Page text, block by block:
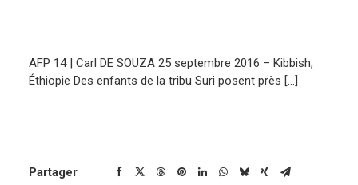
ENGLISH
AFP 14 | Carl DE SOUZA 25 septembre 2016 – Kibbish,
Éthiopie Des enfants de la tribu Suri posent près […]
Partager